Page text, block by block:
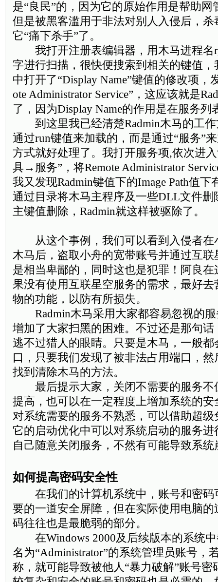
是“良民”的，因为它的原始作用是帮助
但是被黑客滥用于非法对别人入侵后，
它“痛下杀手”了。
我打开注册表编辑器，用木马进程名
字进行扫描，很快便搜索到相关的键值
中打开了“Display Name”键值的修改项，
ote Administrator Service”，这应该就是
了，因为Display Name的作用是在服务列
到这里我已经清楚Radmin木马的工作
通过run键值来加载的，而是通过“服务”
方式就好处理了。我打开服务项,依次进
具→服务”，将Remote Administrator
我又发现Radmin键值下的Image Path值
通过目录将木马主程序及一些DLL文件删
主键值删除，Radmin就这样被驱除了。
从这个事例，我们可以看到入侵者在
木马后，盗取小舟的宽带账号并通过互
是相当卑鄙的，同时这也是犯罪！阿良
果没有使用互联星空服务的需求，最好
物的功能，以防有所损失。
Radmin木马采用大家都容易忽视的服
增加了大家扫黑的困难。不过还是那句
逃不过猎人的眼睛。只要是木马，一般
口，只要我们发现了被非法占用端口，
找到清除木马的方法。
最后提示大家，关闭不需要的服务不
提高，也可以在一定程度上增加系统的
对系统需要的服务不熟悉，可以借助超
它的启动优化中可以对系统启动的服务
自己随意关闭服务，不然有可能导致系统
如何提高密码安全性
在我们的计算机系统中，账号和密码
要的一道安全屏障，但在实际使用电脑
码往往也是最脆弱的部分。
在Windows 2000及后续版本的系统中
名为“Administrator”的系统管理员账号，
称，就可能导致被他人“暴力破解”账号密